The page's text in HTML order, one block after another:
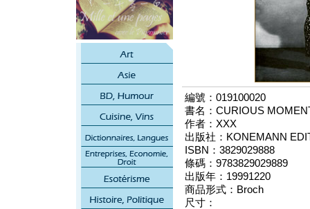
編號：019100020
書名：CURIOUS
作者：XXX
出版社：KONEMANN
ISBN：3829029888
條碼：9783829029889
出版年：19991220
商品形式：Broch
尺寸：